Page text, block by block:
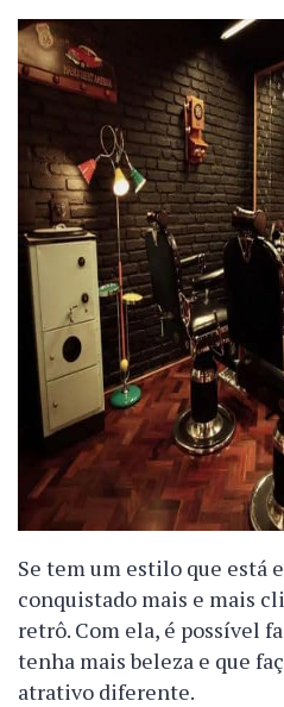
Se tem um estilo que está
conquistado mais e mais
retrô. Com ela, é possível
tenha mais beleza e que
atrativo diferente.